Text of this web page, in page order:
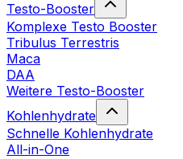
Testo-Booster
Komplexe Testo Booster
Tribulus Terrestris
Maca
DAA
Weitere Testo-Booster
Kohlenhydrate
Schnelle Kohlenhydrate
All-in-One